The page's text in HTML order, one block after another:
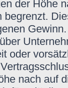
der Höhe
begrenzt.
Gewinn.
oder
nach auf